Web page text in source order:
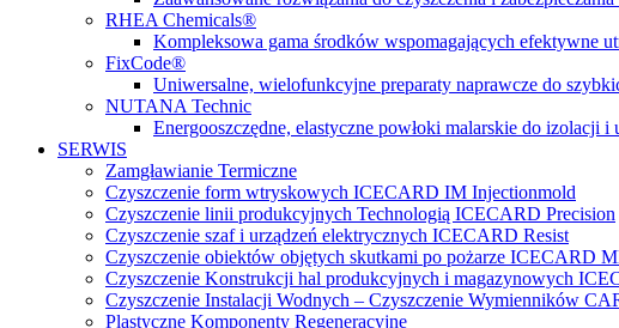
RHEA Chemicals®
Kompleksowa gama środków wspomagających efektywne
FixCode®
Uniwersalne, wielofunkcyjne preparaty naprawcze do
NUTANA Technic
Energooszczędne, elastyczne powłoki malarskie do izolacji
SERWIS
Zamgławianie Termiczne
Czyszczenie form wtryskowych ICECARD IM Injectionmold
Czyszczenie linii produkcyjnych Technologią ICECARD Precision
Czyszczenie szaf i urządzeń elektrycznych ICECARD Resist
Czyszczenie obiektów objętych skutkami po pożarze ICECARD
Czyszczenie Konstrukcji hal produkcyjnych i magazynowych
Czyszczenie Instalacji Wodnych – Czyszczenie Wymienników
Plastyczne Komponenty Regeneracyjne